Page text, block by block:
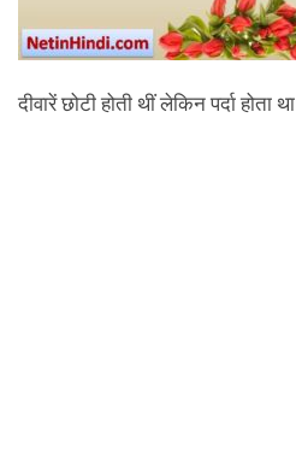
दीवारें छोटी होती थीं लेकिन पर्दा होता था